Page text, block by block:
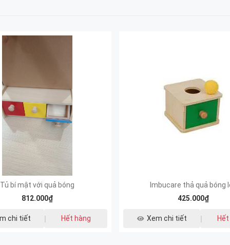
Tủ bí mật với quả bóng
812.000₫
chi tiết Hết hàng
Imbucare thả quả bóng
425.000₫
Xem chi tiết